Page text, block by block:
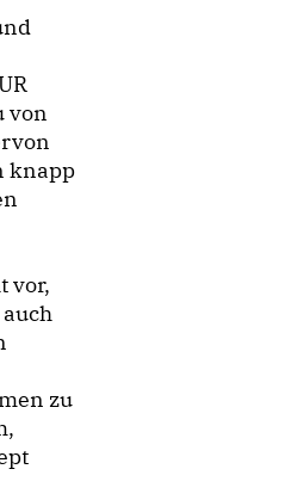
von
knapp
vor,
zu